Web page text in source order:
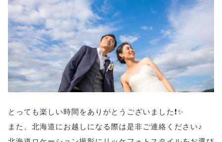
とっても楽しい時間をありがとうございました❗✨
また、北海道にお越しになる際は是非ご連絡ください♪